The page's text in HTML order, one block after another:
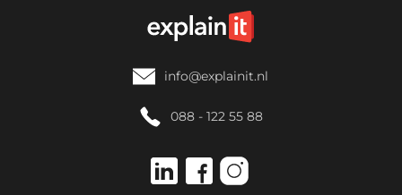
info@explainit.nl
088 - 122 55 88